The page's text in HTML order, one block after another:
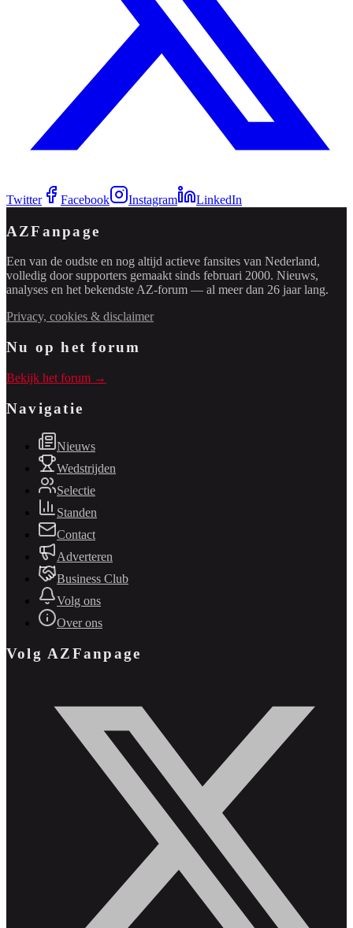
Twitter Facebook Instagram LinkedIn
AZFanpage
Een van de oudste en nog altijd actieve fansites van Nederland,
volledig door supporters gemaakt sinds februari 2000. Nieuws,
analyses en het bekendste AZ-forum — al meer dan 26 jaar lang.
Privacy, cookies & disclaimer
Nu op het forum
Bekijk het forum →
Navigatie
Nieuws
Wedstrijden
Selectie
Standen
Contact
Adverteren
Business Club
Volg ons
Over ons
Volg AZFanpage